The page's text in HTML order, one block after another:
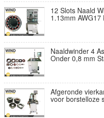
12 Slots Naald
1.13mm AWG17
Naaldwinder 4
Onder 0,8 mm
Afgeronde
voor borstelloze